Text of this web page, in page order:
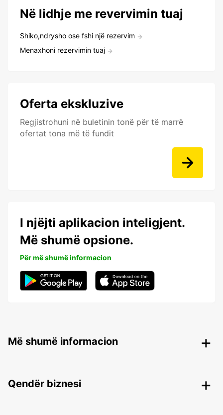
Në lidhje me revervimin tuaj
Shiko,ndrysho ose fshi një rezervim
Menaxhoni rezervimin tuaj
Oferta ekskluzive
Regjistrohuni në buletinin tonë për të marrë
ofertat tona më të fundit
I njëjti aplikacion inteligjent.
Më shumë opsione.
Për më shumë informacion
Më shumë informacion
Qendër biznesi